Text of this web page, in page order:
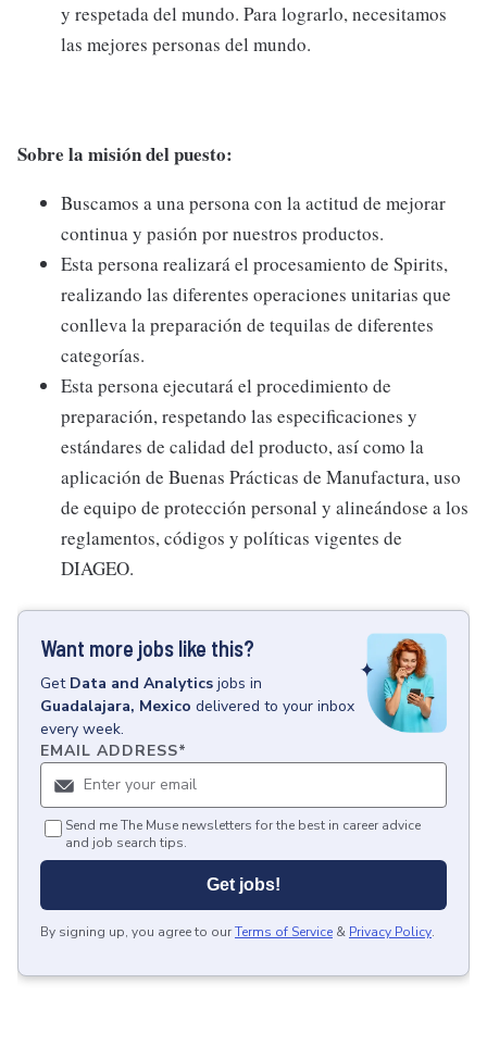
y respetada del mundo. Para lograrlo, necesitamos
las mejores personas del mundo.
Sobre la misión del puesto:
Buscamos a una persona con la actitud de mejorar
continua y pasión por nuestros productos.
Esta persona realizará el procesamiento de Spirits,
realizando las diferentes operaciones unitarias que
conlleva la preparación de tequilas de diferentes
categorías.
Esta persona ejecutará el procedimiento de
preparación, respetando las especificaciones y
estándares de calidad del producto, así como la
aplicación de Buenas Prácticas de Manufactura, uso
de equipo de protección personal y alineándose a los
reglamentos, códigos y políticas vigentes de
DIAGEO.
Want more jobs like this?
Get Data and Analytics jobs in
Guadalajara, Mexico delivered to your inbox
every week.
EMAIL ADDRESS*
Send me The Muse newsletters for the best in career advice
and job search tips.
Get jobs!
By signing up, you agree to ourTerms of Service & Privacy Policy.